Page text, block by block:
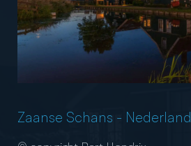
Zaanse Schans - Nederland